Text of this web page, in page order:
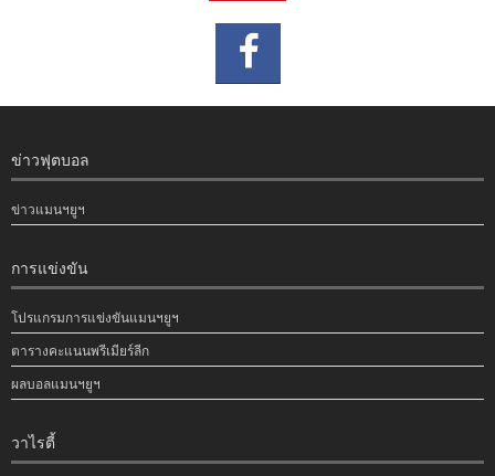
ข่าวฟุตบอล
ข่าวแมนฯยูฯ
การแข่งขัน
โปรแกรมการแข่งขันแมนฯยูฯ
ตารางคะแนนพรีเมียร์ลีก
ผลบอลแมนฯยูฯ
วาไรตี้